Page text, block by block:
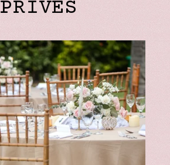
PRIVÉS